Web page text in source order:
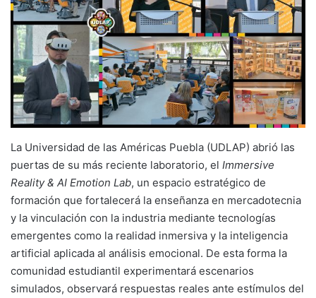
La Universidad de las Américas Puebla (UDLAP) abrió las
puertas de su más reciente laboratorio, el Immersive
Reality & AI Emotion Lab, un espacio estratégico de
formación que fortalecerá la enseñanza en mercadotecnia
y la vinculación con la industria mediante tecnologías
emergentes como la realidad inmersiva y la inteligencia
artificial aplicada al análisis emocional. De esta forma la
comunidad estudiantil experimentará escenarios
simulados, observará respuestas reales ante estímulos del